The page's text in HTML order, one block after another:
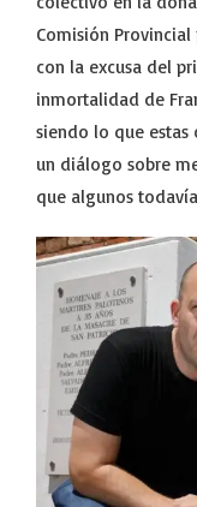
Comisión
con la excusa del
inmortalidad de
siendo lo que estas
un diálogo sobre
que algunos